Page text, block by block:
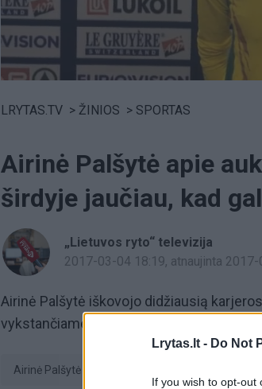
Lrytas.lt - Do Not
If you wish to opt-out
LRYTAS.TV > ŽINIOS > SPORTAS
Airinė Palšytė apie
širdyje jaučiau, kad
„Lietuvos ryto“ televizija
2017-03-04 18:19, atnaujinta
Airinė Palšytė iškovojo didžiausią
vykstančiame Europos uždarų patalpų
Airinė Palšytė